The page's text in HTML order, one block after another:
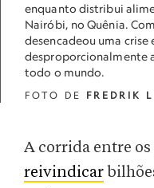
enquanto distribui
Nairóbi, no Quênia.
desencadeou uma
desproporcionalmente
todo o mundo.
FOTO DE FREDRIK
A corrida entre
reivindicar